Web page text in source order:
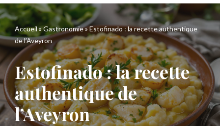
Accueil»Gastronomie»Estofinado : la recette authentique
de l’Aveyron
Estofinado : la recette
authentique de
l’Aveyron